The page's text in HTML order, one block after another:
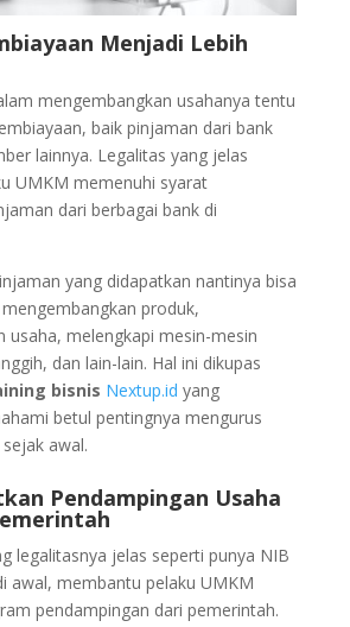
Menjadi Lebih
mengembangkan usahanya tentu
baik pinjaman dari bank
lainnya. Legalitas yang jelas
UMKM memenuhi syarat
dari berbagai bank di
yang didapatkan nantinya bisa
produk,
usaha, melengkapi mesin-mesin
dan lain-lain. Hal ini dikupas
bisnis Nextup.id yang
betul pentingnya mengurus
awal.
Pendampingan Usaha
legalitasnya jelas seperti punya NIB
awal, membantu pelaku UMKM
pendampingan dari pemerintah.